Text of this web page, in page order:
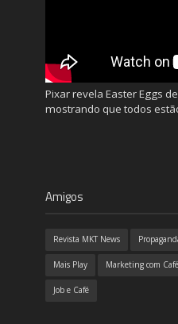
Pixar revela Easter Eggs
mostrando que todos
Amigos
Revista MKT News
Mais Play Marketing com Café
Job e Café